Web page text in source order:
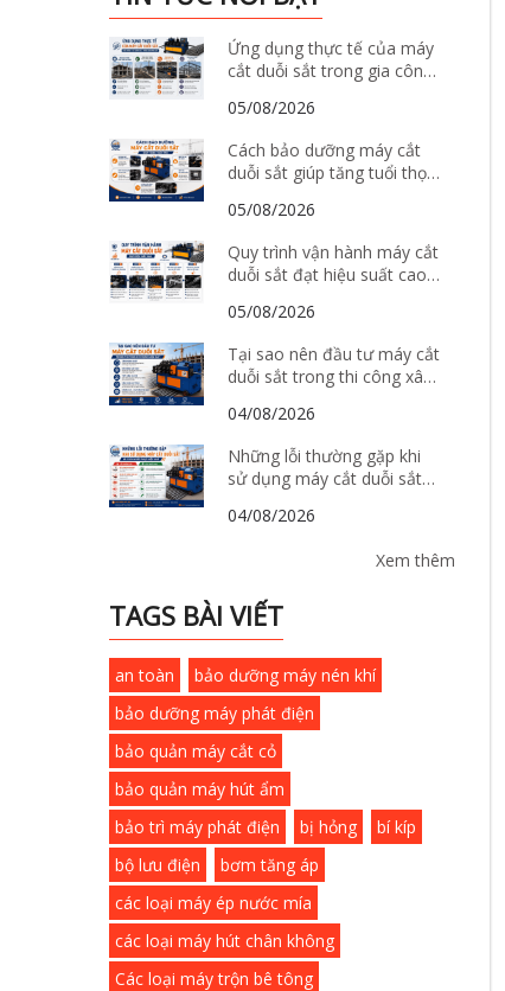
Ứng dụng thực tế của máy
cắt duỗi sắt trong gia công
05/08/2026
Cách bảo dưỡng máy cắt
duỗi sắt giúp tăng tuổi thọ
05/08/2026
Quy trình vận hành máy cắt
duỗi sắt đạt hiệu suất cao
05/08/2026
Tại sao nên đầu tư máy cắt
duỗi sắt trong thi công xây
04/08/2026
Những lỗi thường gặp khi
sử dụng máy cắt duỗi sắt
04/08/2026
Xem thêm
TAGS BÀI VIẾT
an toàn
bảo dưỡng máy nén khí
bảo dưỡng máy phát điện
bảo quản máy cắt cỏ
bảo quản máy hút ẩm
bảo trì máy phát điện
bị hỏng
bí kíp
bộ lưu điện
bơm tăng áp
các loại máy ép nước mía
các loại máy hút chân không
Các loại máy trộn bê tông